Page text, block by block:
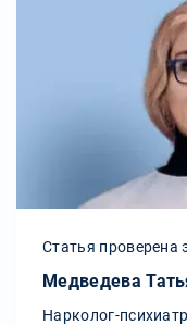
Статья проверена
Медведева
Нарколог-психиатр